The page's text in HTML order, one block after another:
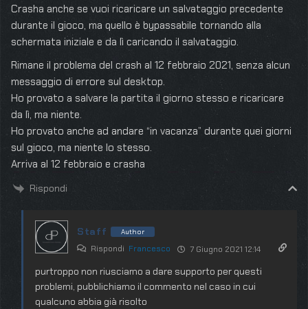
Crasha anche se vuoi ricaricare un salvataggio precedente
durante il gioco, ma quello è bypassabile tornando alla
schermata iniziale e da lì caricando il salvataggio.
Rimane il problema del crash al 12 febbraio 2021, senza alcun
messaggio di errore sul desktop.
Ho provato a salvare la partita il giorno stesso e ricaricare
da lì, ma niente.
Ho provato anche ad andare “in vacanza” durante quei giorni
sul gioco, ma niente lo stesso.
Arriva al 12 febbraio e crasha
Rispondi
Staff Author
Rispondi Francesco 7 Giugno 2021 12:14
purtroppo non riusciamo a dare supporto per questi
problemi, pubblichiamo il commento nel caso in cui
qualcuno abbia già risolto